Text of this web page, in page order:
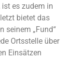
es zudem in
bietet das
seinem „Fund“
Ortsstelle über
Einsätzen